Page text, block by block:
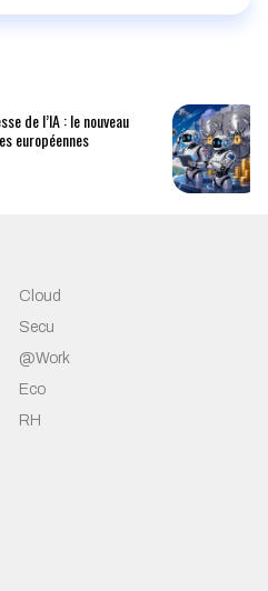
de l’IA : le nouveau
européennes
Cloud
Secu
@Work
Eco
RH